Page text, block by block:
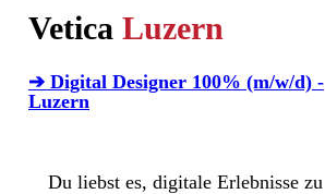
Vetica Luzern
➔ Digital Designer 100% (m/w/d) -
Luzern
Du liebst es, digitale Erlebnisse zu